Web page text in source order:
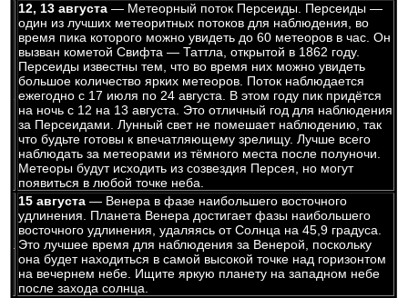
12, 13 августа— Метеорный поток Персеиды. Персеиды —
один из лучших метеоритных потоков для наблюдения, во
время пика которого можно увидеть до 60 метеоров в час. Он
вызван кометой Свифта — Таттла, открытой в 1862 году.
Персеиды известны тем, что во время них можно увидеть
большое количество ярких метеоров. Поток наблюдается
ежегодно с 17 июля по 24 августа. В этом году пик придётся
на ночь с 12 на 13 августа. Это отличный год для наблюдения
за Персеидами. Лунный свет не помешает наблюдению, так
что будьте готовы к впечатляющему зрелищу. Лучше всего
наблюдать за метеорами из тёмного места после полуночи.
Метеоры будут исходить из созвездия Персея, но могут
появиться в любой точке неба.
15 августа— Венера в фазе наибольшего восточного
удлинения. Планета Венера достигает фазы наибольшего
восточного удлинения, удаляясь от Солнца на 45,9 градуса.
Это лучшее время для наблюдения за Венерой, поскольку
она будет находиться в самой высокой точке над горизонтом
на вечернем небе. Ищите яркую планету на западном небе
после захода солнца.